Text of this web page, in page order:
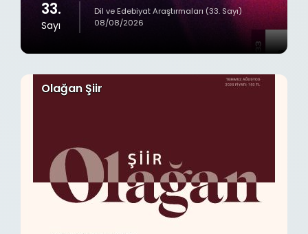
33.
Sayı
Dil ve Edebiyat Araştırmaları (33. Sayı)
08/08/2026
Olağan Şiir